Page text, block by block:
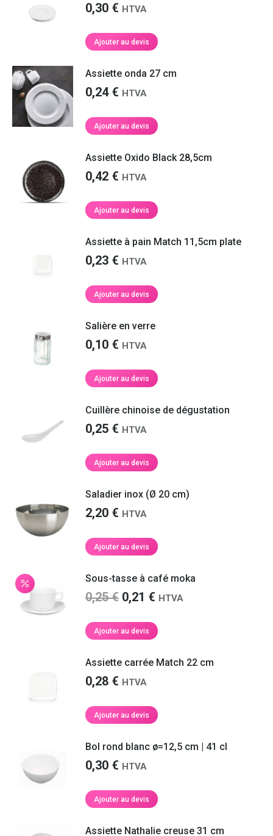
0,30 € HTVA
Ajouter au devis
Assiette onda 27 cm
0,24 € HTVA
Ajouter au devis
Assiette Oxido Black 28,5cm
0,42 € HTVA
Ajouter au devis
Assiette à pain Match 11,5cm plate
0,23 € HTVA
Ajouter au devis
Salière en verre
0,10 € HTVA
Ajouter au devis
Cuillère chinoise de dégustation
0,25 € HTVA
Ajouter au devis
Saladier inox (Ø 20 cm)
2,20 € HTVA
Ajouter au devis
Sous-tasse à café moka
0,25€ Le
initial
0,25 €.
0,21 € Le
actuel
0,21 €.
HTVA
Ajouter au devis
Assiette carrée Match 22 cm
0,28 € HTVA
Ajouter au devis
Bol rond blanc ø=12,5 cm | 41 cl
0,30 € HTVA
Ajouter au devis
Assiette Nathalie creuse 31 cm